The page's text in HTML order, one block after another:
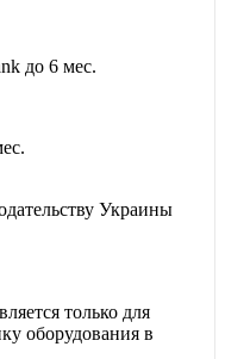
до 6 мес.
Украины
только для
оборудования в